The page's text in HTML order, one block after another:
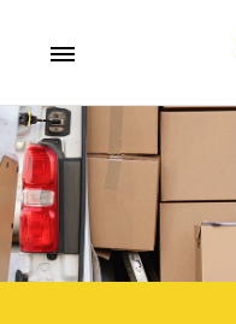
Aller au contenu principal